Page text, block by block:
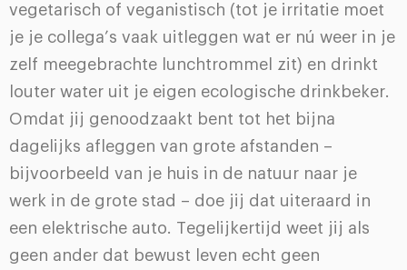
vegetarisch of veganistisch (tot je irritatie moet
je je collega’s vaak uitleggen wat er nú weer in je
zelf meegebrachte lunchtrommel zit) en drinkt
louter water uit je eigen ecologische drinkbeker.
Omdat jij genoodzaakt bent tot het bijna
dagelijks afleggen van grote afstanden –
bijvoorbeeld van je huis in de natuur naar je
werk in de grote stad – doe jij dat uiteraard in
een elektrische auto. Tegelijkertijd weet jij als
geen ander dat bewust leven echt geen